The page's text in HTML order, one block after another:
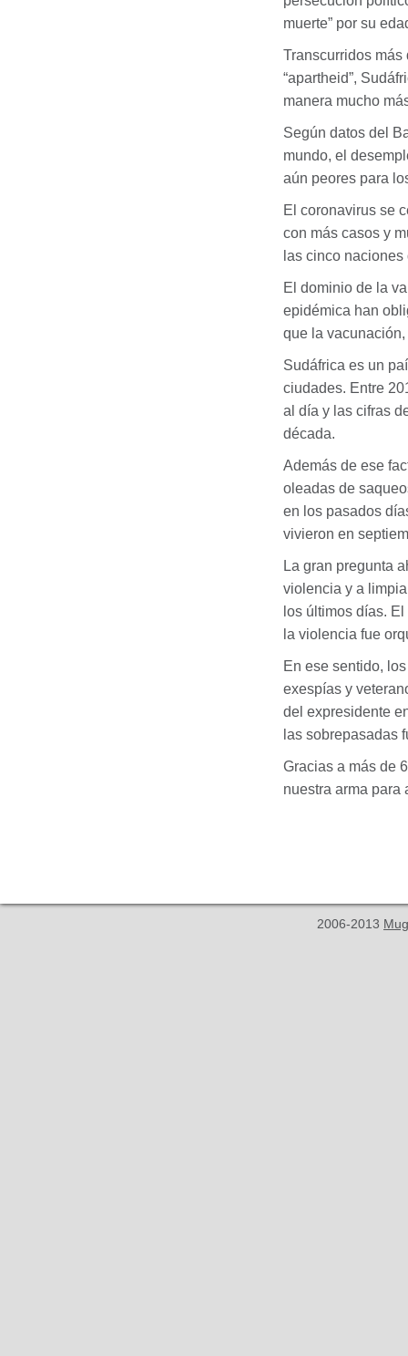
muerte” por su
Transcurridos
“apartheid”,
manera mucho
Según datos del
mundo, el
aún peores para
El coronavirus se
con más casos y
las cinco
El dominio de la
epidémica han
que la
Sudáfrica es un
ciudades. Entre
al día y las cifras
década.
Además de ese
oleadas de
en los pasados
vivieron en
La gran pregunta
violencia y a
los últimos días.
la violencia fue
En ese sentido,
exespías y
del expresidente
las sobrepasadas
Gracias a más de
nuestra arma para
2006-2013